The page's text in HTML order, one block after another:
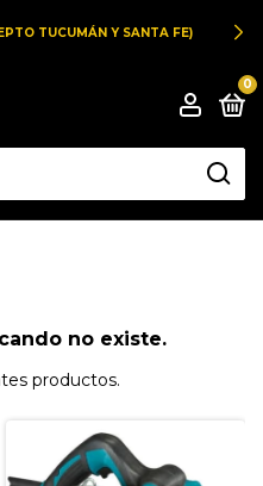
TUCUMÁN Y SANTA FE)
0
no existe.
productos.